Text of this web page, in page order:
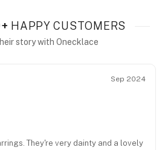
HAPPY CUSTOMERS
story with Onecklace
Sep 2024
They're very dainty and a lovely